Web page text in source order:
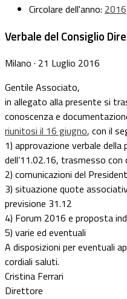
Circolare dell'anno: 2016
Verbale del Consiglio
Milano · 21 Luglio 2016
Gentile Associato,
in allegato alla presente si
conoscenza e
riunitosi il 16 giugno, con il
1) approvazione verbale della
dell’11.02.16, trasmesso
2) comunicazioni del
3) situazione quote
previsione 31.12
4) Forum 2016 e proposta
5) varie ed eventuali
A disposizioni per eventuali
cordiali saluti.
Cristina Ferrari
Direttore